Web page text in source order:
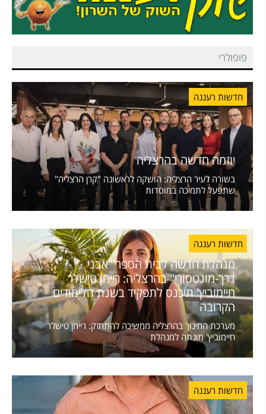
פופולרי
חדשות רעננה
יוזמה חדשה בהרצליה
בשורה לעיר הרצליה: הושקה לראשונה "קרן הרצליה"
שתפעל לתמיכה במוסדות
חדשות רעננה
מנהלת חדשה לבית הספר "אבני
דרך-מונטסורי" בהרצליה: רייחן טישלר
חיימוביץ' תיכנס לתפקיד בשנת הלימודים
הקרובה
מערכת החינוך בהרצליה ממשיכה להתחזק: רייחן טישלר
חיימוביץ' מונתה למנהלת
חדשות רעננה